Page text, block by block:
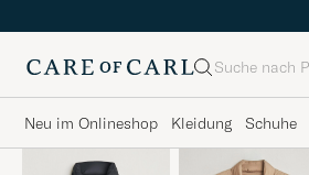
Suche
Neu im Onlineshop Kleidung Schuhe